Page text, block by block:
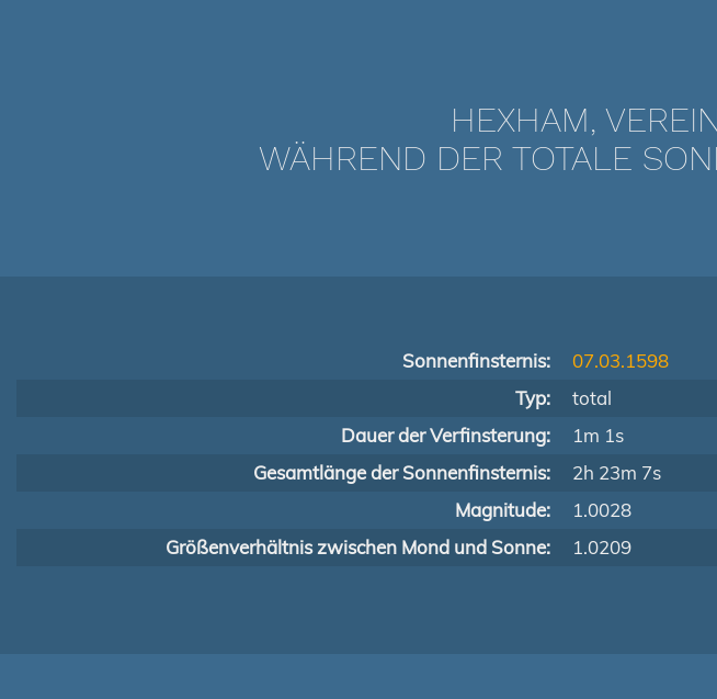
HEXHAM,
WÄHREND DER TOTALE
Sonnenfinsternis:
07.03.1598
Typ:
total
Dauer der Verfinsterung:
1m 1s
Gesamtlänge der Sonnenfinsternis:
2h 23m 7s
Magnitude:
1.0028
Größenverhältnis zwischen Mond und Sonne:
1.0209